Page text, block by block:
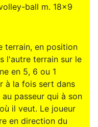
ball m. 18x9
terrain, en position
l'autre terrain sur le
en 5, 6 ou 1
à la fois sert dans
passeur qui à son
il veut. Le joueur
en direction du